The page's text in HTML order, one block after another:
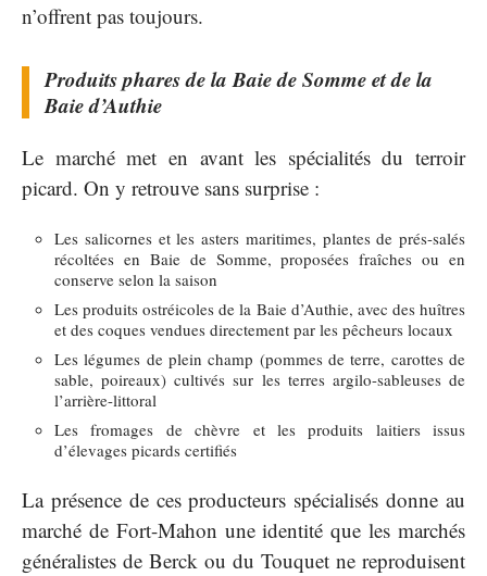
n’offrent pas toujours.
Produits phares de la Baie de Somme et de la
Baie d’Authie
Le marché met en avant les spécialités du terroir
picard. On y retrouve sans surprise :
Les salicornes et les asters maritimes, plantes de prés-salés
récoltées en Baie de Somme, proposées fraîches ou en
conserve selon la saison
Les produits ostréicoles de la Baie d’Authie, avec des huîtres
et des coques vendues directement par les pêcheurs locaux
Les légumes de plein champ (pommes de terre, carottes de
sable, poireaux) cultivés sur les terres argilo-sableuses de
l’arrière-littoral
Les fromages de chèvre et les produits laitiers issus
d’élevages picards certifiés
La présence de ces producteurs spécialisés donne au
marché de Fort-Mahon une identité que les marchés
généralistes de Berck ou du Touquet ne reproduisent